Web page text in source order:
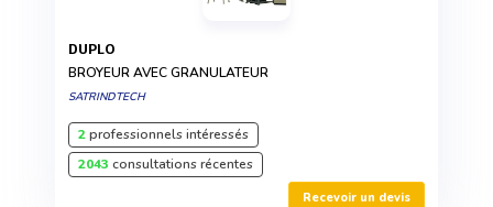
DUPLO
BROYEUR AVEC GRANULATEUR
SATRINDTECH
2professionnels intéressés
2043 consultations récentes
Recevoir un devis